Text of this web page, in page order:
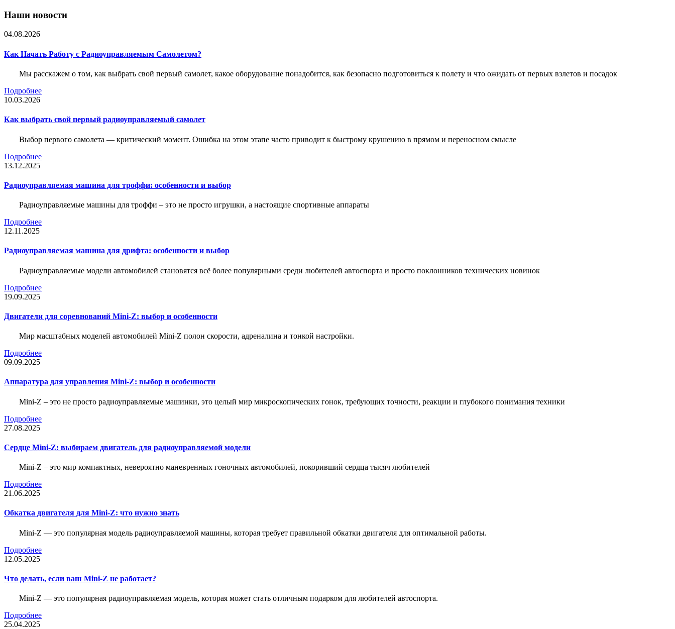
Наши новости
04.08.2026
Как Начать Работу с Радиоуправляемым Самолетом?
Мы расскажем о том, как выбрать свой первый самолет, какое оборудование понадобится, как безопасно подготовиться к полету и что ожидать от первых взлетов и посадок
Подробнее
10.03.2026
Как выбрать свой первый радиоуправляемый самолет
Выбор первого самолета — критический момент. Ошибка на этом этапе часто приводит к быстрому крушению в прямом и переносном смысле
Подробнее
13.12.2025
Радиоуправляемая машина для троффи: особенности и выбор
Радиоуправляемые машины для троффи – это не просто игрушки, а настоящие спортивные аппараты
Подробнее
12.11.2025
Радиоуправляемая машина для дрифта: особенности и выбор
Радиоуправляемые модели автомобилей становятся всё более популярными среди любителей автоспорта и просто поклонников технических новинок
Подробнее
19.09.2025
Двигатели для соревнований Mini-Z: выбор и особенности
Мир масштабных моделей автомобилей Mini-Z полон скорости, адреналина и тонкой настройки.
Подробнее
09.09.2025
Аппаратура для управления Mini-Z: выбор и особенности
Mini-Z – это не просто радиоуправляемые машинки, это целый мир микроскопических гонок, требующих точности, реакции и глубокого понимания техники
Подробнее
27.08.2025
Сердце Mini-Z: выбираем двигатель для радиоуправляемой модели
Mini-Z – это мир компактных, невероятно маневренных гоночных автомобилей, покоривший сердца тысяч любителей
Подробнее
21.06.2025
Обкатка двигателя для Mini-Z: что нужно знать
Mini-Z — это популярная модель радиоуправляемой машины, которая требует правильной обкатки двигателя для оптимальной работы.
Подробнее
12.05.2025
Что делать, если ваш Mini-Z не работает?
Mini-Z — это популярная радиоуправляемая модель, которая может стать отличным подарком для любителей автоспорта.
Подробнее
25.04.2025